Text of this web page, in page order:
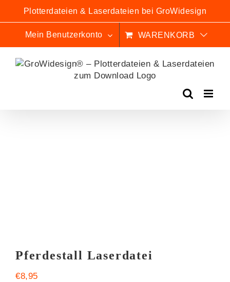
springen
Plotterdateien & Laserdateien bei GroWidesign
Mein Benutzerkonto WARENKORB
Pferdestall Laserdatei
€8,95